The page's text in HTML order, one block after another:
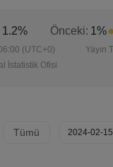
1.2% Önceki: 1%
(UTC+0) Yayın
İstatistik Ofisi
Tümü